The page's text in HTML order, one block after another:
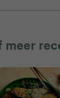
meer